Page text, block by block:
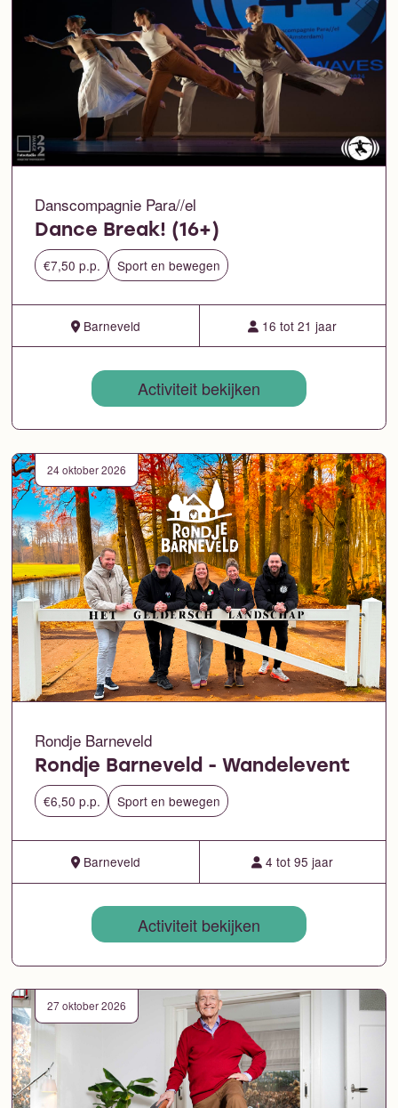
Danscompagnie Para//el
Dance Break! (16+)
€7,50 p.p. Sport en bewegen
Barneveld 16 tot 21 jaar
Activiteit bekijken
24 oktober 2026
Rondje Barneveld
Rondje Barneveld - Wandelevent
€6,50 p.p. Sport en bewegen
Barneveld 4 tot 95 jaar
Activiteit bekijken
27 oktober 2026